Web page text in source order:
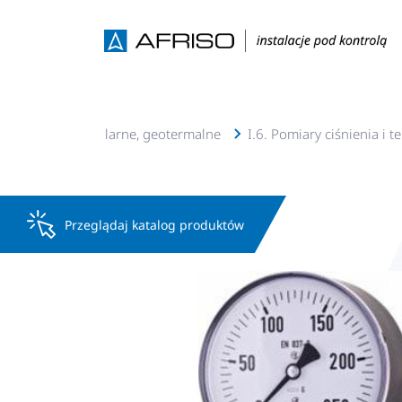
c.o., c.w.u, solarne, geotermalne I.6. Pomiary ciśnienia i
Przeglądaj katalog produktów